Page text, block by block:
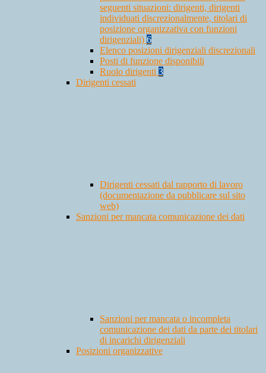
seguenti situazioni: dirigenti, dirigenti
individuati discrezionalmente, titolari di
posizione organizzativa con funzioni
dirigenziali) 6
Elenco posizioni dirigenziali discrezionali
Posti di funzione disponibili
Ruolo dirigenti 3
Dirigenti cessati
Dirigenti cessati dal rapporto di lavoro
(documentazione da pubblicare sul sito
web)
Sanzioni per mancata comunicazione dei dati
Sanzioni per mancata o incompleta
comunicazione dei dati da parte dei titolari
di incarichi dirigenziali
Posizioni organizzative